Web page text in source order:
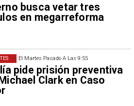
busca vetar tres
en megarreforma
El Martes Pasado A Las 9:55
pide prisión preventiva
Clark en Caso